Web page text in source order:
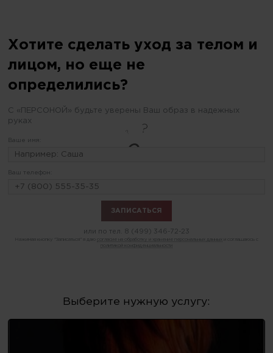
Хотите сделать уход за телом и
лицом, но еще не
определились?
С «ПЕРСОНОЙ» будьте уверены Ваш образ в надежных
руках
Ваше имя:
Ваш телефон:
или по тел. 8 (499) 346-72-23
Нажимая кнопку "Записаться" я даю согласие на обработку и хранение персональных данных
политикой конфиденциальности
Выберите нужную услугу: